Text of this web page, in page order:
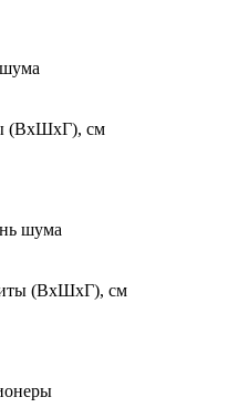
(ВхШхГ), см
шума
(ВхШхГ), см